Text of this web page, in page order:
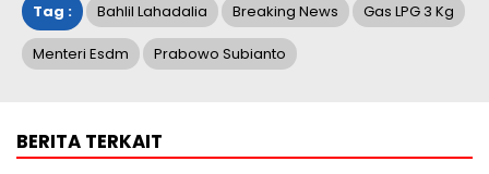
Tag : Bahlil Lahadalia Breaking News Gas LPG 3 Kg
Menteri Esdm Prabowo Subianto
BERITA TERKAIT